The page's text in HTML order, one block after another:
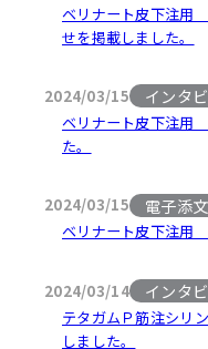
ベリナート皮下注用
せを掲載しました。
2024/03/15 インタ
ベリナート皮下注用
た。
2024/03/15 電子添文
ベリナート皮下注用
2024/03/14 インタ
テタガムＰ筋注シリ
しました。